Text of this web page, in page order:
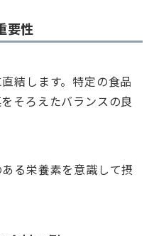
要性
結します。特定の食品
そろえたバランスの良
る栄養素を意識して摂